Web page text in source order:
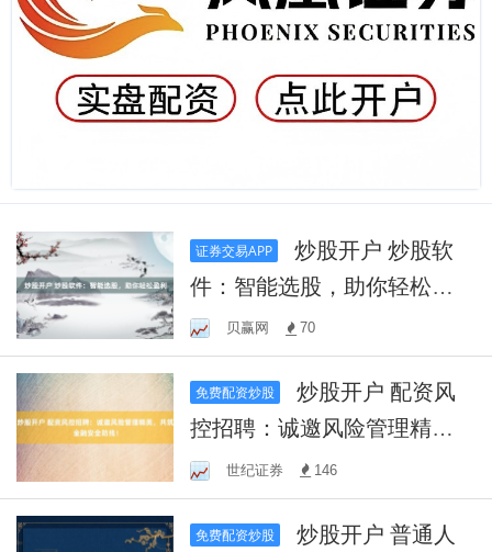
证券交易APP
炒股开户 炒股软
件：智能选股，助你轻松盈
利
贝赢网 70
免费配资炒股
炒股开户 配资风
控招聘：诚邀风险管理精
英，共筑金融安全防线！
世纪证券 146
免费配资炒股
炒股开户 普通人